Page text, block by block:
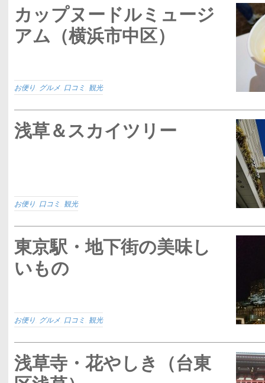
カップヌードルミュージ
アム（横浜市中区）
お便り グルメ 口コミ 観光
浅草＆スカイツリー
お便り 口コミ 観光
東京駅・地下街の美味し
いもの
お便り グルメ 口コミ 観光
浅草寺・花やしき（台東